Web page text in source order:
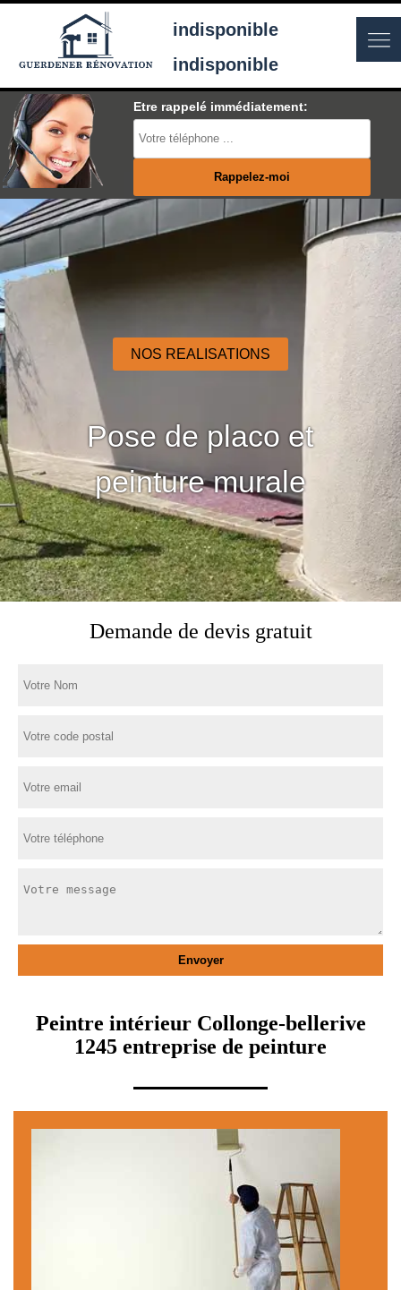
indisponible
indisponible
Etre rappelé immédiatement:
NOS REALISATIONS
Pose de placo et
peinture murale
Demande de devis gratuit
Peintre intérieur Collonge-bellerive
1245 entreprise de peinture